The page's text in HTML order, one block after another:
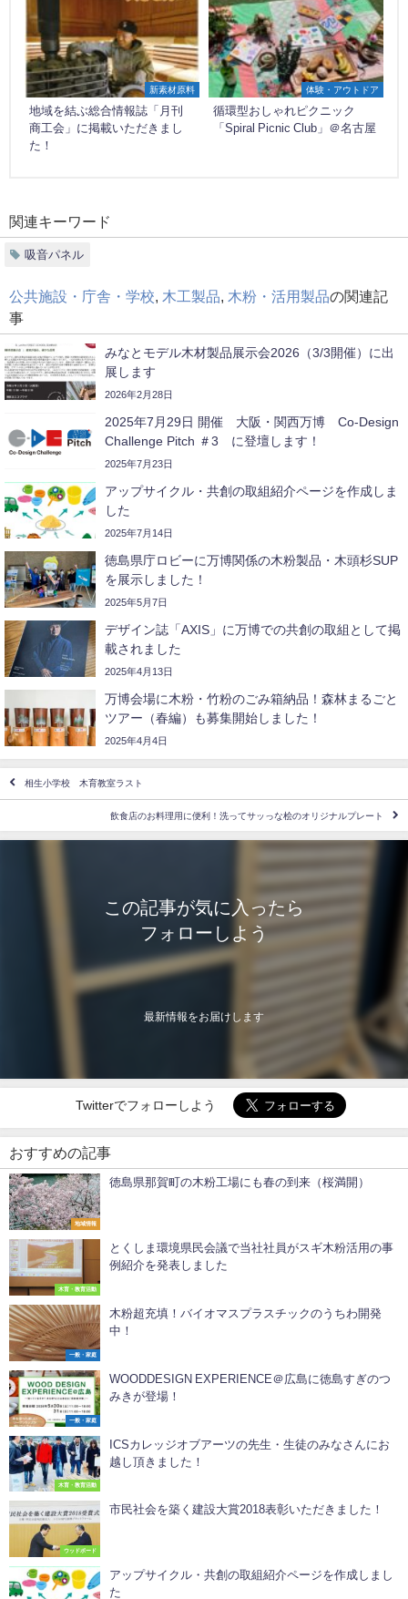
新素材原料
地域を結ぶ総合情報誌「月刊
商工会」に掲載いただきまし
た！
体験・アウトドア
循環型おしゃれピクニック
「Spiral Picnic Club」＠名古屋
関連キーワード
吸音パネル
公共施設・庁舎・学校 木工製品 木粉・活用製品の関連記
事
みなとモデル木材製品展示会2026（3/3開催）に出
展します
2026年2月28日
2025年7月29日 開催 大阪・関西万博 Co-Design
Challenge Pitch ＃3 に登壇します！
2025年7月23日
アップサイクル・共創の取組紹介ページを作成しま
した
2025年7月14日
徳島県庁ロビーに万博関係の木粉製品・木頭杉SUP
を展示しました！
2025年5月7日
デザイン誌「AXIS」に万博での共創の取組として掲
載されました
2025年4月13日
万博会場に木粉・竹粉のごみ箱納品！森林まるごと
ツアー（春編）も募集開始しました！
2025年4月4日
相生小学校 木育教室ラスト
飲食店のお料理用に便利！洗ってサッっな桧のオリジナルプレート
この記事が気に入ったら
フォローしよう
最新情報をお届けします
Twitterでフォローしよう
おすすめの記事
地域情報
徳島県那賀町の木粉工場にも春の到来（桜満開）
木育・教育活動
とくしま環境県民会議で当社社員がスギ木粉活用の事
例紹介を発表しました
一般・家庭
木粉超充填！バイオマスプラスチックのうちわ開発
中！
一般・家庭
WOODDESIGN EXPERIENCE＠広島に徳島すぎのつ
みきが登場！
木育・教育活動
ICSカレッジオブアーツの先生・生徒のみなさんにお
越し頂きました！
ウッドボード
市民社会を築く建設大賞2018表彰いただきました！
アップサイクル・共創の取組紹介ページを作成しまし
た